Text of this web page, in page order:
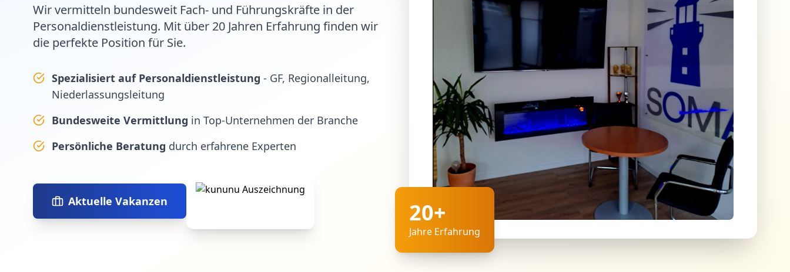
Wir vermitteln bundesweit Fach- und Führungskräfte in der
Personaldienstleistung. Mit über 20 Jahren Erfahrung finden wir
die perfekte Position für Sie.
Spezialisiert auf Personaldienstleistung - GF, Regionalleitung,
Niederlassungsleitung
Bundesweite Vermittlung in Top-Unternehmen der Branche
Persönliche Beratung durch erfahrene Experten
Aktuelle Vakanzen 20+
Jahre Erfahrung